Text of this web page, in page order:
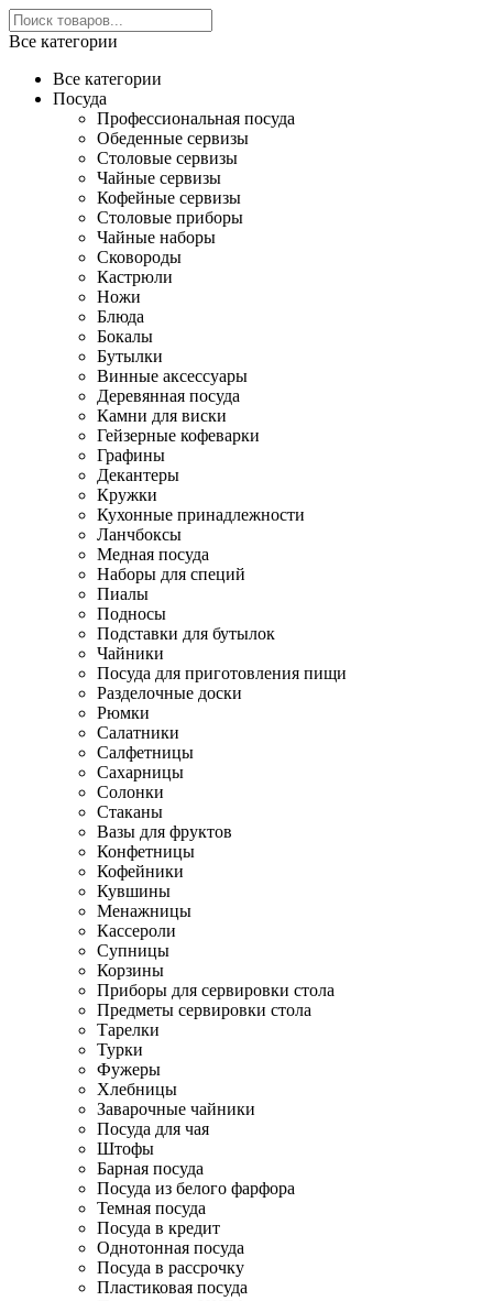
Все категории
Все категории
Посуда
Профессиональная посуда
Обеденные сервизы
Столовые сервизы
Чайные сервизы
Кофейные сервизы
Столовые приборы
Чайные наборы
Сковороды
Кастрюли
Ножи
Блюда
Бокалы
Бутылки
Винные аксессуары
Деревянная посуда
Камни для виски
Гейзерные кофеварки
Графины
Декантеры
Кружки
Кухонные принадлежности
Ланчбоксы
Медная посуда
Наборы для специй
Пиалы
Подносы
Подставки для бутылок
Чайники
Посуда для приготовления пищи
Разделочные доски
Рюмки
Салатники
Салфетницы
Сахарницы
Солонки
Стаканы
Вазы для фруктов
Конфетницы
Кофейники
Кувшины
Менажницы
Кассероли
Супницы
Корзины
Приборы для сервировки стола
Предметы сервировки стола
Тарелки
Турки
Фужеры
Хлебницы
Заварочные чайники
Посуда для чая
Штофы
Барная посуда
Посуда из белого фарфора
Темная посуда
Посуда в кредит
Однотонная посуда
Посуда в рассрочку
Пластиковая посуда